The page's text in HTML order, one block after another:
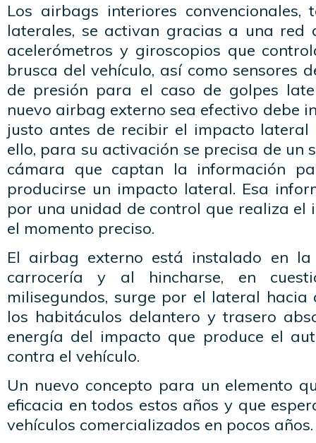
Los airbags interiores convencionales,
laterales, se activan gracias a una red
acelerómetros y giroscopios que
brusca del vehículo, así como sensores
de presión para el caso de golpes
nuevo airbag externo sea efectivo debe
justo antes de recibir el impacto lateral
ello, para su activación se precisa de un
cámara que captan la información
producirse un impacto lateral. Esa
por una unidad de control que realiza el
el momento preciso.
El airbag externo está instalado en
carrocería y al hincharse, en
milisegundos, surge por el lateral
los habitáculos delantero y trasero
energía del impacto que produce el
contra el vehículo.
Un nuevo concepto para un elemento
eficacia en todos estos años y que
vehículos comercializados en pocos años.